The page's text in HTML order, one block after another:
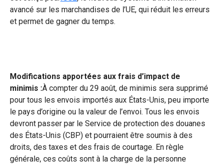
avancé sur les marchandises de l’UE, qui réduit les erreurs
et permet de gagner du temps.
Modifications apportées aux frais d’impact de
minimis :À compter du 29 août, de minimis sera supprimé
pour tous les envois importés aux États-Unis, peu importe
le pays d’origine ou la valeur de l’envoi. Tous les envois
devront passer par le Service de protection des douanes
des États-Unis (CBP) et pourraient être soumis à des
droits, des taxes et des frais de courtage. En règle
générale, ces coûts sont à la charge de la personne